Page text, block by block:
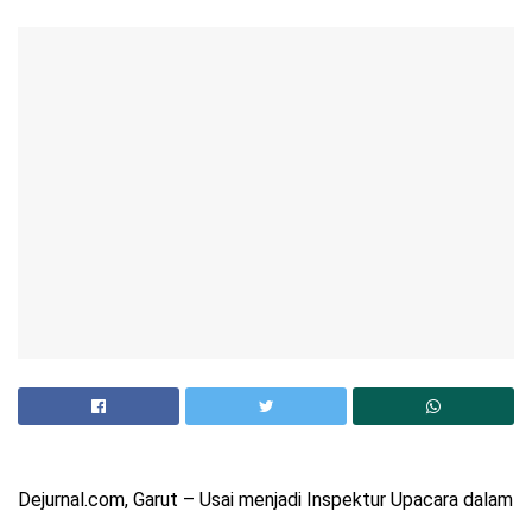
Dejurnal.com, Garut – Usai menjadi Inspektur Upacara dalam